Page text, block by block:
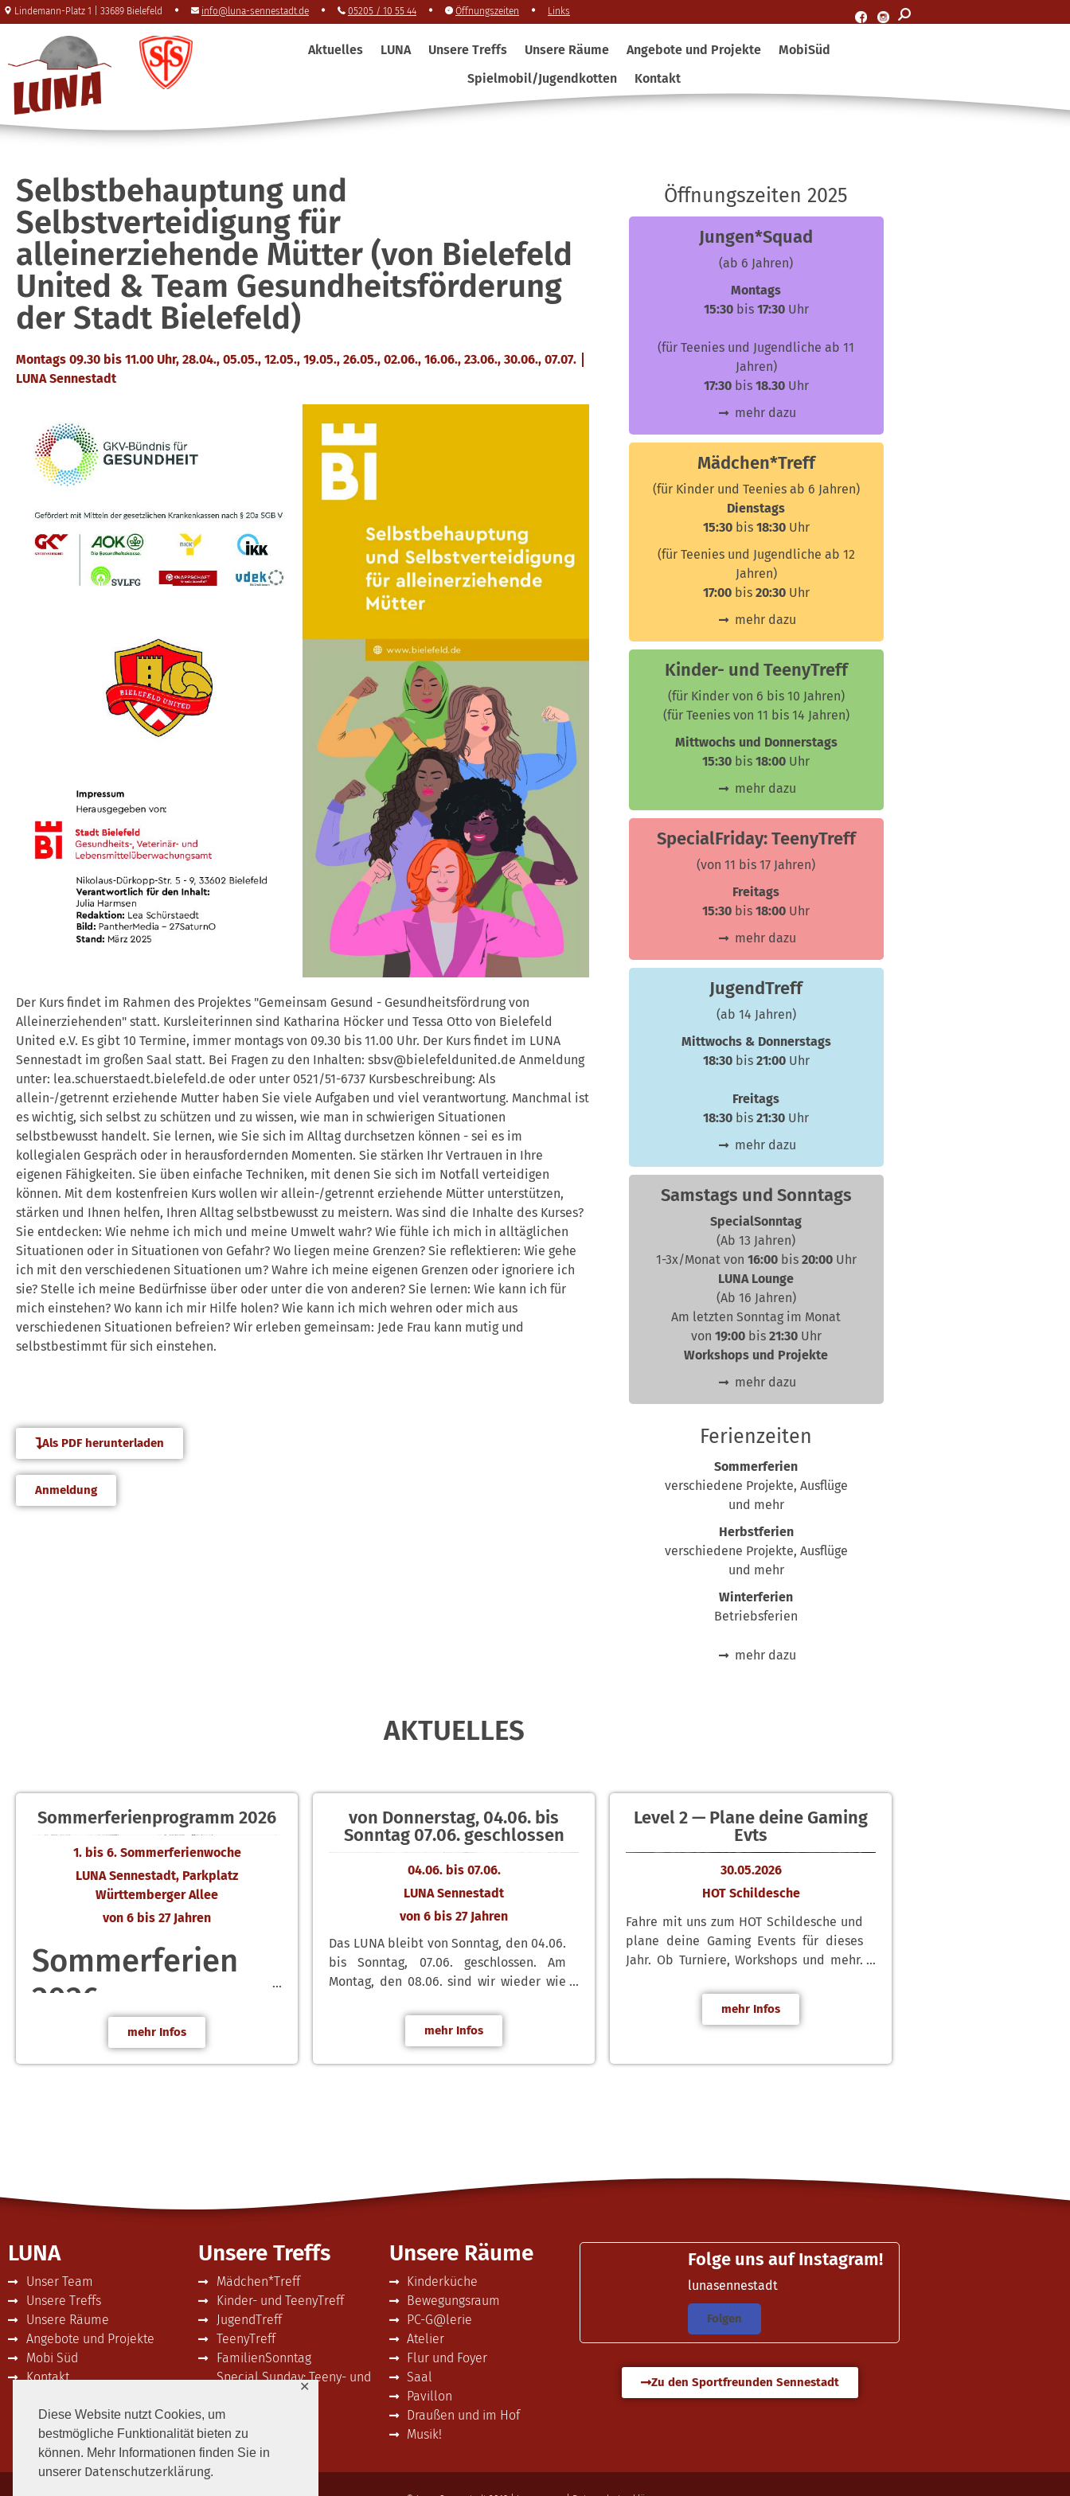
Diese Website nutzt Cookies, um
bestmögliche Funktionalität bieten zu
können. Mehr Informationen finden Sie in
unserer Datenschutzerklärung.
✕
Lindemann-Platz 1 | 33689 Bielefeld info@luna-sennestadt.de 05205 / 10 55 44 Öffnungszeiten Links
Aktuelles LUNA Unsere Treffs Unsere Räume Angebote und Projekte
MobiSüd
Spielmobil/Jugendkotten
Kontakt
Selbstbehauptung und
Selbstverteidigung für
alleinerziehende Mütter (von Bielefeld
United & Team Gesundheitsförderung
der Stadt Bielefeld)
Montags 09.30 bis 11.00 Uhr, 28.04., 05.05., 12.05., 19.05., 26.05., 02.06., 16.06., 23.06., 30.06., 07.07.
LUNA Sennestadt
Der Kurs findet im Rahmen des Projektes "Gemeinsam Gesund - Gesundheitsfördrung von
Alleinerziehenden" statt. Kursleiterinnen sind Katharina Höcker und Tessa Otto von Bielefeld
United e.V. Es gibt 10 Termine, immer montags von 09.30 bis 11.00 Uhr. Der Kurs findet im LUNA
Sennestadt im großen Saal statt. Bei Fragen zu den Inhalten: sbsv@bielefeldunited.de Anmeldung
unter: lea.schuerstaedt.bielefeld.de oder unter 0521/51-6737 Kursbeschreibung: Als
allein-/getrennt erziehende Mutter haben Sie viele Aufgaben und viel verantwortung. Manchmal ist
es wichtig, sich selbst zu schützen und zu wissen, wie man in schwierigen Situationen
selbstbewusst handelt. Sie lernen, wie Sie sich im Alltag durchsetzen können - sei es im
kollegialen Gespräch oder in herausfordernden Momenten. Sie stärken Ihr Vertrauen in Ihre
eigenen Fähigkeiten. Sie üben einfache Techniken, mit denen Sie sich im Notfall verteidigen
können. Mit dem kostenfreien Kurs wollen wir allein-/getrennt erziehende Mütter unterstützen,
stärken und Ihnen helfen, Ihren Alltag selbstbewusst zu meistern. Was sind die Inhalte des Kurses?
Sie entdecken: Wie nehme ich mich und meine Umwelt wahr? Wie fühle ich mich in alltäglichen
Situationen oder in Situationen von Gefahr? Wo liegen meine Grenzen? Sie reflektieren: Wie gehe
ich mit den verschiedenen Situationen um? Wahre ich meine eigenen Grenzen oder ignoriere ich
sie? Stelle ich meine Bedürfnisse über oder unter die von anderen? Sie lernen: Wie kann ich für
mich einstehen? Wo kann ich mir Hilfe holen? Wie kann ich mich wehren oder mich aus
verschiedenen Situationen befreien? Wir erleben gemeinsam: Jede Frau kann mutig und
selbstbestimmt für sich einstehen.
Als PDF herunterladen
Anmeldung
Öffnungszeiten 2025
Jungen*Squad
(ab 6 Jahren)
Montags
15:30 bis 17:30 Uhr
(für Teenies und Jugendliche ab 11
Jahren)
17:30bis18.30 Uhr
mehr dazu
Mädchen*Treff
(für Kinder und Teenies ab 6 Jahren)
Dienstags
15:30 bis 18:30 Uhr
(für Teenies und Jugendliche ab 12
Jahren)
17:00 bis 20:30 Uhr
mehr dazu
Kinder- und TeenyTreff
(für Kinder von 6 bis 10 Jahren)
(für Teenies von 11 bis 14 Jahren)
Mittwochs und Donnerstags
15:30 bis18:00 Uhr
mehr dazu
SpecialFriday: TeenyTreff
(von 11 bis 17 Jahren)
Freitags
15:30 bis18:00 Uhr
mehr dazu
JugendTreff
(ab 14 Jahren)
Mittwochs & Donnerstags
18:30 bis 21:00 Uhr
Freitags
18:30 bis21:30 Uhr
mehr dazu
Samstags und Sonntags
SpecialSonntag
(Ab 13 Jahren)
1-3x/Monat von 16:00bis 20:00Uhr
LUNA Lounge
(Ab 16 Jahren)
Am letzten Sonntag im Monat
von 19:00bis 21:30Uhr
Workshops und Projekte
mehr dazu
Ferienzeiten
Sommerferien
verschiedene Projekte, Ausflüge
und mehr
Herbstferien
verschiedene Projekte, Ausflüge
und mehr
Winterferien
Betriebsferien
mehr dazu
AKTUELLES
Sommerferienprogramm 2026
1. bis 6. Sommerferienwoche
LUNA Sennestadt, Parkplatz
Württemberger Allee
von 6 bis 27 Jahren
Sommerferien
2026
Hier findest du alle Ferien-Angebote
Jahre)
Offener Treff: Mo, Di, Mi und Fr
15:30 bis 18:30 Uhr
Mit Anmeldung:
Donnerstag: Aktion oder Ausflug
Die Gruppe entscheidet mit
Fußballturnier (bis
16/18 Jahre)
Mit Anmeldung
Mittwoch
mehr Infos
von Donnerstag, 04.06. bis
Sonntag 07.06. geschlossen
04.06. bis 07.06.
LUNA Sennestadt
von 6 bis 27 Jahren
Das LUNA bleibt von Sonntag, den 04.06.
bis Sonntag, 07.06. geschlossen. Am
Montag, den 08.06. sind wir wieder wie
mehr Infos
Level 2 — Plane deine Gaming
Evts
30.05.2026
HOT Schildesche
Fahre mit uns zum HOT Schildesche und
plane deine Gaming Events für dieses
Jahr. Ob Turniere, Workshops und mehr.
Anmeldungen gibt es im LUNA.
mehr Infos
LUNA
Unser Team
Unsere Treffs
Unsere Räume
Angebote und Projekte
Mobi Süd
Kontakt
Unsere Treffs
Mädchen*Treff
Kinder- und TeenyTreff
JugendTreff
TeenyTreff
FamilienSonntag
Special Sunday: Teeny- und
Unsere Räume
Kinderküche
Bewegungsraum
PC-G@lerie
Atelier
Flur und Foyer
Saal
Pavillon
Draußen und im Hof
Musik!
Folge uns auf Instagram!
lunasennestadt
Folgen
Zu den Sportfreunden Sennestadt